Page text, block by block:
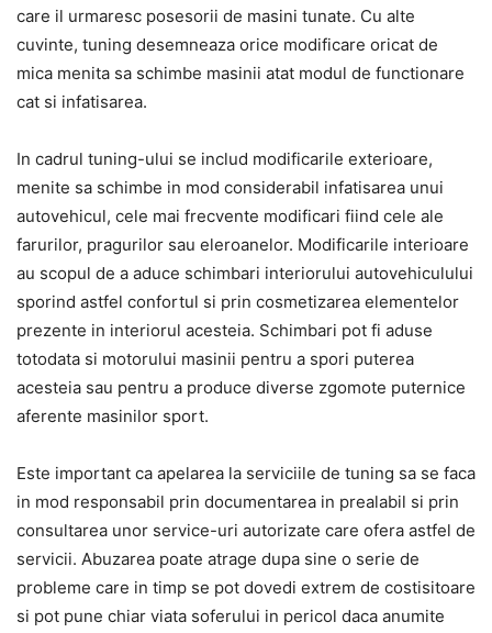
care il urmaresc posesorii de masini tunate. Cu alte
cuvinte, tuning desemneaza orice modificare oricat de
mica menita sa schimbe masinii atat modul de functionare
cat si infatisarea.
In cadrul tuning-ului se includ modificarile exterioare,
menite sa schimbe in mod considerabil infatisarea unui
autovehicul, cele mai frecvente modificari fiind cele ale
farurilor, pragurilor sau eleroanelor. Modificarile interioare
au scopul de a aduce schimbari interiorului autovehiculului
sporind astfel confortul si prin cosmetizarea elementelor
prezente in interiorul acesteia. Schimbari pot fi aduse
totodata si motorului masinii pentru a spori puterea
acesteia sau pentru a produce diverse zgomote puternice
aferente masinilor sport.
Este important ca apelarea la serviciile de tuning sa se faca
in mod responsabil prin documentarea in prealabil si prin
consultarea unor service-uri autorizate care ofera astfel de
servicii. Abuzarea poate atrage dupa sine o serie de
probleme care in timp se pot dovedi extrem de costisitoare
si pot pune chiar viata soferului in pericol daca anumite